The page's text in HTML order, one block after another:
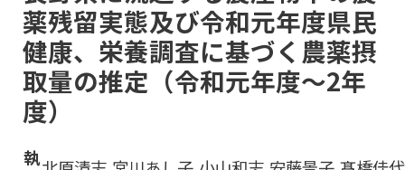

薬残留実態及び令和元年度県民
健康、栄養調査に基づく農薬摂
取量の推定（令和元年度～2年
度）
執